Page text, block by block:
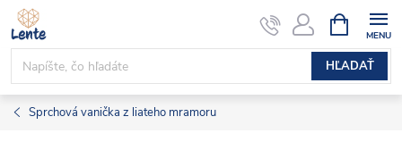
Prejsť
na
obsah
HĽADAŤ
KOŠÍK
Sprchová vanička z liateho mramoru